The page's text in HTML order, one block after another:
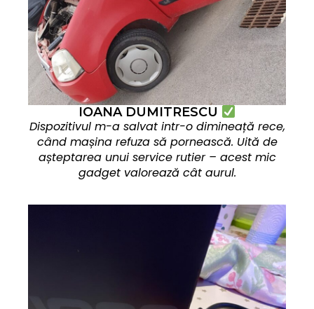
IOANA DUMITRESCU
Dispozitivul m-a salvat intr-o dimineață rece,
când mașina refuza să pornească. Uită de
așteptarea unui service rutier – acest mic
gadget valorează cât aurul.